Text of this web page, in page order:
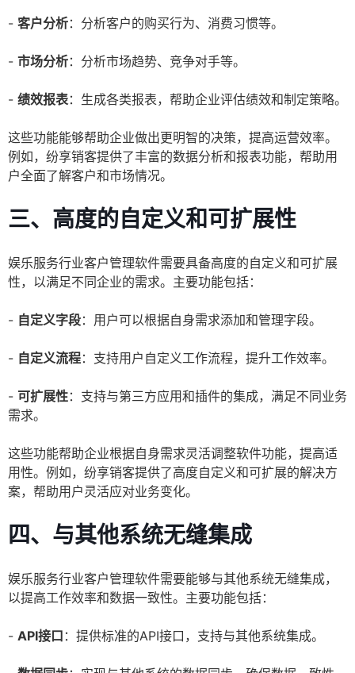
- 客户分析：分析客户的购买行为、消费习惯等。
- 市场分析：分析市场趋势、竞争对手等。
- 绩效报表：生成各类报表，帮助企业评估绩效和制定策略。
这些功能能够帮助企业做出更明智的决策，提高运营效率。
例如，纷享销客提供了丰富的数据分析和报表功能，帮助用
户全面了解客户和市场情况。
三、高度的自定义和可扩展性
娱乐服务行业客户管理软件需要具备高度的自定义和可扩展
性，以满足不同企业的需求。主要功能包括：
- 自定义字段：用户可以根据自身需求添加和管理字段。
- 自定义流程：支持用户自定义工作流程，提升工作效率。
- 可扩展性：支持与第三方应用和插件的集成，满足不同业务
需求。
这些功能帮助企业根据自身需求灵活调整软件功能，提高适
用性。例如，纷享销客提供了高度自定义和可扩展的解决方
案，帮助用户灵活应对业务变化。
四、与其他系统无缝集成
娱乐服务行业客户管理软件需要能够与其他系统无缝集成，
以提高工作效率和数据一致性。主要功能包括：
- API接口 ：提供标准的API接口，支持与其他系统集成。